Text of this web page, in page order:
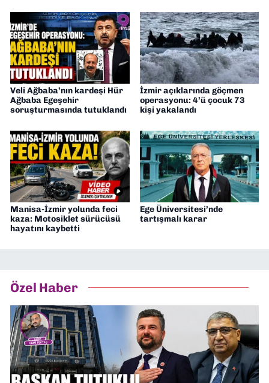
Veli Ağbaba’nın kardeşi Hür
Ağbaba Egeşehir
soruşturmasında tutuklandı
İzmir açıklarında göçmen
operasyonu: 4’ü çocuk 73
kişi yakalandı
Manisa-İzmir yolunda feci
kaza: Motosiklet sürücüsü
hayatını kaybetti
Ege Üniversitesi’nde
tartışmalı karar
Özel Haber